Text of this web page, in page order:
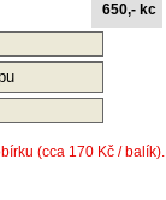
650,- kc
(cca 170 Kč / balík).